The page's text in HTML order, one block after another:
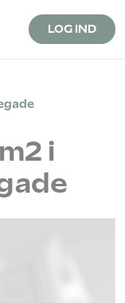
LOG IND
i